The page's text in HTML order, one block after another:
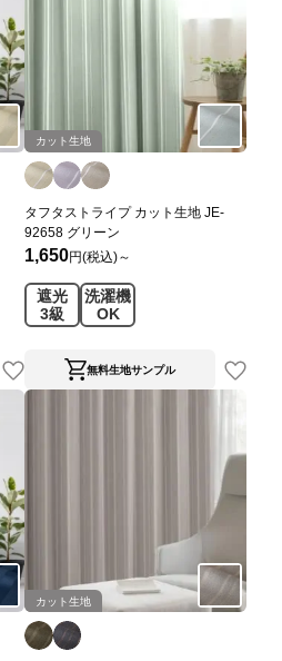
カット生地
タフタストライプ カット生地 JE-
92658 グリーン
1,650円(税込)～
遮光
3級
洗濯機
OK
無料生地サンプル
カット生地